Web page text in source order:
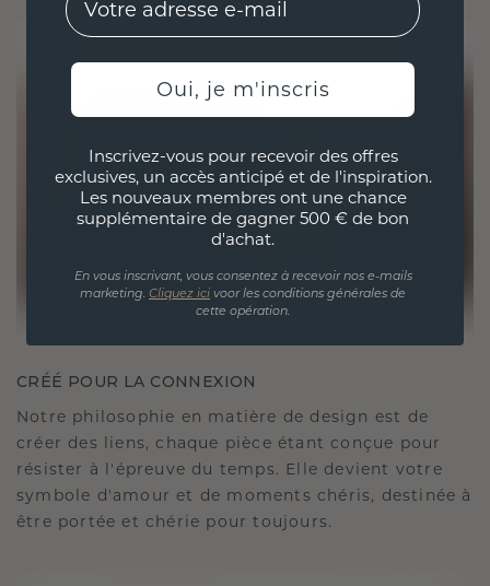
CRÉÉ POUR LA CONNEXION
Notre philosophie en matière de design est de
créer des liens, chaque pièce étant conçue pour
résister à l'épreuve du temps. Elle devient votre
symbole d'amour et de moments chéris, destinée à
être portée et chérie pour toujours.
Oui, je m'inscris
Inscrivez-vous pour recevoir des offres
exclusives, un accès anticipé et de l'inspiration.
Les nouveaux membres ont une chance
supplémentaire de gagner 500 € de bon
d'achat.
En vous inscrivant, vous consentez à recevoir nos e-mails
marketing. Cliquez ici voor les conditions générales de
cette opération.